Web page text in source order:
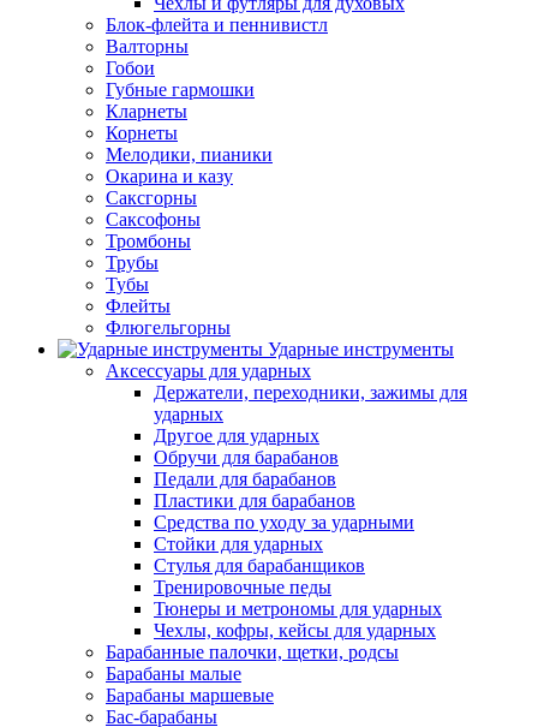
Блок-флейта и пеннивистл
Валторны
Гобои
Губные гармошки
Кларнеты
Корнеты
Мелодики, пианики
Окарина и казу
Саксгорны
Саксофоны
Тромбоны
Трубы
Тубы
Флейты
Флюгельгорны
Ударные инструменты
Аксессуары для ударных
Держатели, переходники, зажимы для
ударных
Другое для ударных
Обручи для барабанов
Педали для барабанов
Пластики для барабанов
Средства по уходу за ударными
Стойки для ударных
Стулья для барабанщиков
Тренировочные педы
Тюнеры и метрономы для ударных
Чехлы, кофры, кейсы для ударных
Барабанные палочки, щетки, родсы
Барабаны малые
Барабаны маршевые
Бас-барабаны